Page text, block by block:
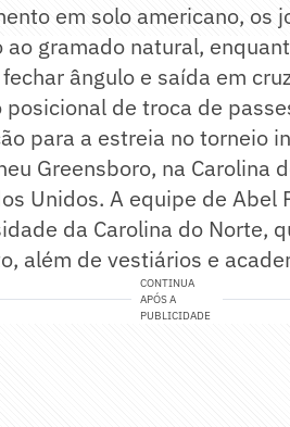
em solo americano, os
gramado natural,
ângulo e saída em
de troca de
para a estreia no torneio
Greensboro, na Carolina
Unidos. A equipe de Abel
da Carolina do Norte,
além de vestiários e
CONTINUA
APÓS A
PUBLICIDADE